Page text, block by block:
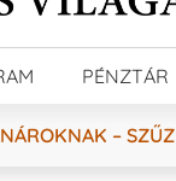
PÉNZTÁR
–